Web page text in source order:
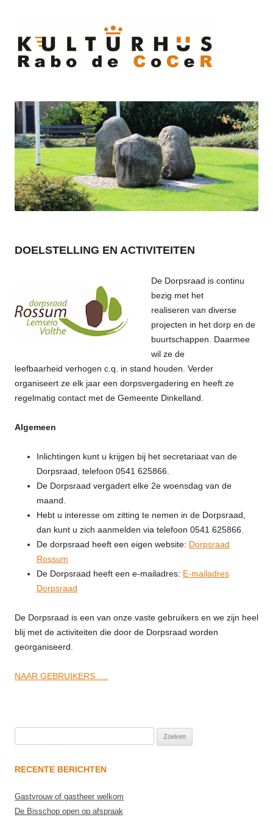
DOELSTELLING EN ACTIVITEITEN
De Dorpsraad is continu
bezig met het
realiseren van diverse
projecten in het dorp en de
buurtschappen. Daarmee
wil ze de
leefbaarheid verhogen c.q. in stand houden. Verder
organiseert ze elk jaar een dorpsvergadering en heeft ze
regelmatig contact met de Gemeente Dinkelland.
Algemeen
Inlichtingen kunt u krijgen bij het secretariaat van de
Dorpsraad, telefoon 0541 625866.
De Dorpsraad vergadert elke 2e woensdag van de
maand.
Hebt u interesse om zitting te nemen in de Dorpsraad,
dan kunt u zich aanmelden via telefoon 0541 625866.
De dorpsraad heeft een eigen website: Dorpsraad
Rossum
De Dorpsraad heeft een e-mailadres: E-mailadres
Dorpsraad
De Dorpsraad is een van onze vaste gebruikers en we zijn heel
blij met de activiteiten die door de Dorpsraad worden
georganiseerd.
NAAR GEBRUIKERS…..
naar:
RECENTE BERICHTEN
Gastvrouw of gastheer welkom
De Bisschop open op afspraak